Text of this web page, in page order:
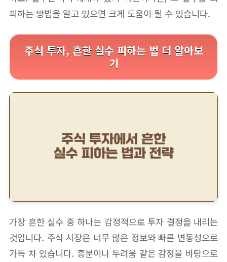
피하는 방법을 알고 있으면 크게 도움이 될 수 있습니다.
주식 투자, 흔한 실수 피하는 법 더 알아보
기
가장 흔한 실수 중 하나는 감정적으로 투자 결정을 내리는
것입니다. 주식 시장은 너무 많은 정보와 빠른 변동성으로
가득 차 있습니다. 흥분이나 두려움 같은 감정을 바탕으로